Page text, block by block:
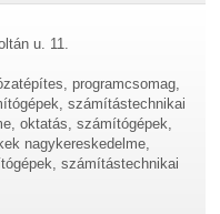
u. 11.
programcsomag,
számítástechnikai
oktatás, számítógépek,
nagykereskedelme,
számítástechnikai